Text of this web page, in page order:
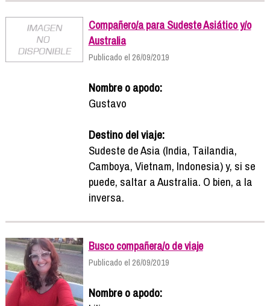
Compañero/a para Sudeste Asiático y/o
Australia
Publicado el 26/09/2019
Nombre o apodo:
Gustavo
Destino del viaje:
Sudeste de Asia (India, Tailandia,
Camboya, Vietnam, Indonesia) y, si se
puede, saltar a Australia. O bien, a la
inversa.
Busco compañera/o de viaje
Publicado el 26/09/2019
Nombre o apodo: